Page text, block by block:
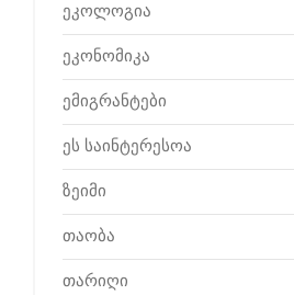
ეკოლოგია
ეკონომიკა
ემიგრანტები
ეს საინტერესოა
ზეიმი
თაობა
თარიღი